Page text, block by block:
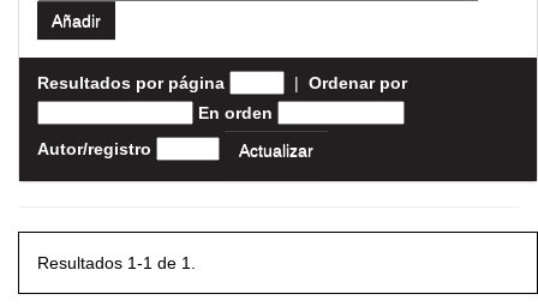
Resultados por página | Ordenar por
En orden
Autor/registro
Resultados 1-1 de 1.